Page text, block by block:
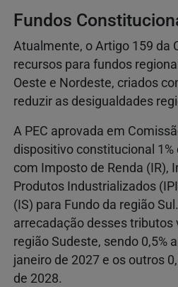
Fundos
Atualmente, o Artigo 159 da
recursos para fundos
Oeste e Nordeste, criados
reduzir as desigualdades
A PEC aprovada em
dispositivo constitucional
com Imposto de Renda (IR),
Produtos Industrializados
(IS) para Fundo da região
arrecadação desses tributos
região Sudeste, sendo 0,5%
janeiro de 2027 e os outros
de 2028.